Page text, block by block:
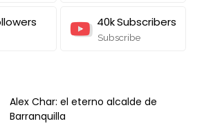
40kSubscribers
Subscribe
Alex Char: el eterno alcalde de
Barranquilla